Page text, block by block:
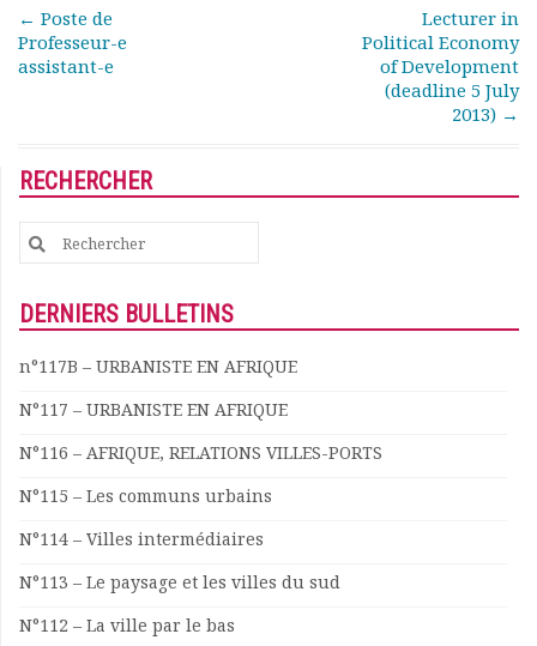
Rapports moraux
Rapports financiers
Nous rejoindre
Bulletins Villes en
Kiosk
Nos actions
Podcast-AdP
Dîners débats
Concours vidéo
Matinales
Evénements
Publications et rapports
Les adhérents
Annuaire
Post navigation
← Poste de
Professeur-e
assistant-e
Lecturer in
Political Economy
of Development
(deadline 5 July
2013) →
RECHERCHER
Search
for:
DERNIERS BULLETINS
n°117B – URBANISTE EN AFRIQUE
N°117 – URBANISTE EN AFRIQUE
N°116 – AFRIQUE, RELATIONS VILLES-PORTS
N°115 – Les communs urbains
N°114 – Villes intermédiaires
N°113 – Le paysage et les villes du sud
N°112 – La ville par le bas